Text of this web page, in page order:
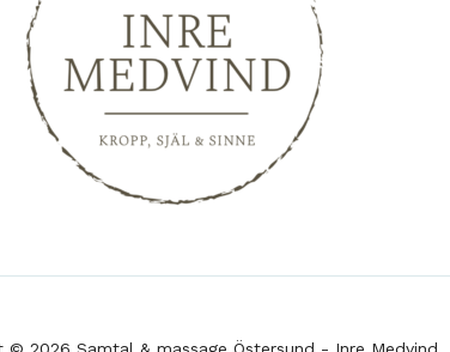
© 2026 Samtal & massage Östersund - Inre Medvind